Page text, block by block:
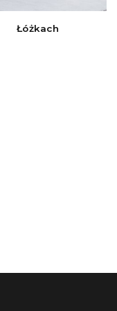
Łóżkach